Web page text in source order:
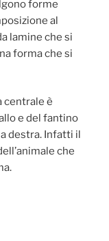
forme
al
lamine che si
forma che si
centrale è
e del fantino
destra. Infatti il
che